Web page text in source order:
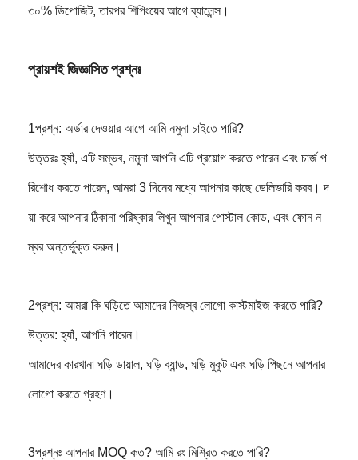
৩০% ডিপোজিট, তারপর শিপিংয়ের আগে ব্যালেন্স।
প্রায়শই জিজ্ঞাসিত প্রশ্নঃ
1প্রশ্ন: অর্ডার দেওয়ার আগে আমি নমুনা চাইতে পারি?
উত্তরঃ হ্যাঁ, এটি সম্ভব, নমুনা আপনি এটি প্রয়োগ করতে পারেন এবং চার্জ প
রিশোধ করতে পারেন, আমরা 3 দিনের মধ্যে আপনার কাছে ডেলিভারি করব। দ
য়া করে আপনার ঠিকানা পরিষ্কার লিখুন আপনার পোস্টাল কোড, এবং ফোন ন
ম্বর অন্তর্ভুক্ত করুন।
2প্রশ্ন: আমরা কি ঘড়িতে আমাদের নিজস্ব লোগো কাস্টমাইজ করতে পারি?
উত্তর: হ্যাঁ, আপনি পারেন।
আমাদের কারখানা ঘড়ি ডায়াল, ঘড়ি ব্যান্ড, ঘড়ি মুকুট এবং ঘড়ি পিছনে আপনার
লোগো করতে গ্রহণ।
3প্রশ্নঃ আপনার MOQ কত? আমি রং মিশ্রিত করতে পারি?